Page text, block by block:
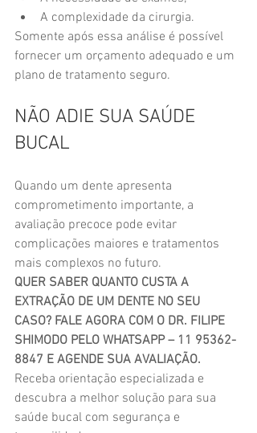
A complexidade da cirurgia.
Somente após essa análise é possível
fornecer um orçamento adequado e um
plano de tratamento seguro.
NÃO ADIE SUA SAÚDE
BUCAL
Quando um dente apresenta
comprometimento importante, a
avaliação precoce pode evitar
complicações maiores e tratamentos
mais complexos no futuro.
QUER SABER QUANTO CUSTA A
EXTRAÇÃO DE UM DENTE NO SEU
CASO? FALE AGORA COM O DR. FILIPE
SHIMODO PELO WHATSAPP – 11 95362-
8847 E AGENDE SUA AVALIAÇÃO.
Receba orientação especializada e
descubra a melhor solução para sua
saúde bucal com segurança e